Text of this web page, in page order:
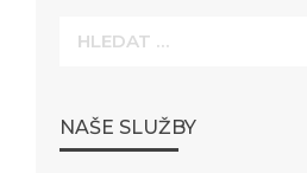
NAŠE SLUŽBY